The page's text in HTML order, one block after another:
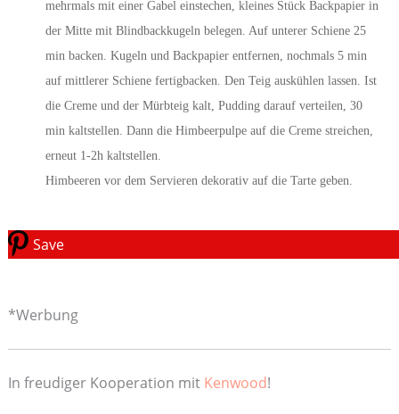
mehrmals mit einer Gabel einstechen, kleines Stück Backpapier in
der Mitte mit Blindbackkugeln belegen. Auf unterer Schiene 25
min backen. Kugeln und Backpapier entfernen, nochmals 5 min
auf mittlerer Schiene fertigbacken. Den Teig auskühlen lassen. Ist
die Creme und der Mürbteig kalt, Pudding darauf verteilen, 30
min kaltstellen. Dann die Himbeerpulpe auf die Creme streichen,
erneut 1-2h kaltstellen.
Himbeeren vor dem Servieren dekorativ auf die Tarte geben.
Save
*Werbung
In freudiger Kooperation mit Kenwood!